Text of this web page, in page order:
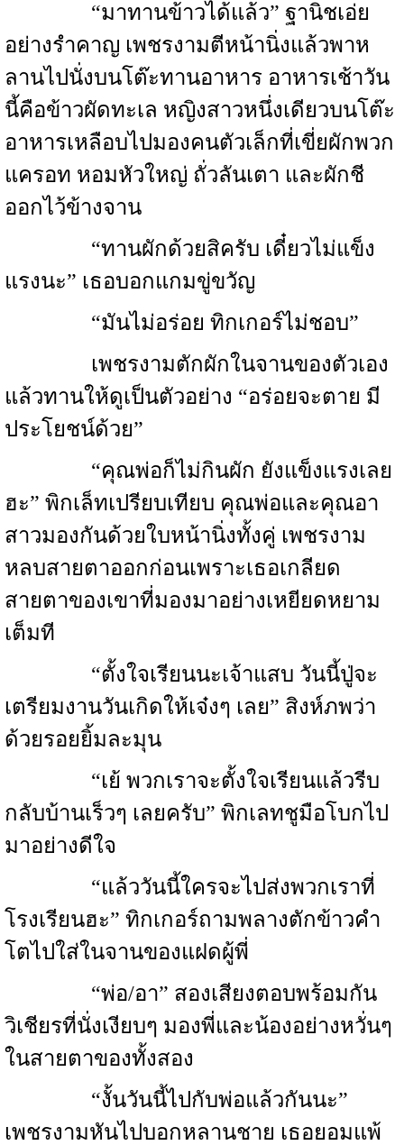
“มาทานข้าวได้แล้ว” ฐานิชเอ่ย
อย่างรำคาญ เพชรงามตีหน้านิ่งแล้วพาห
ลานไปนั่งบนโต๊ะทานอาหาร อาหารเช้าวัน
นี้คือข้าวผัดทะเล หญิงสาวหนึ่งเดียวบนโต๊ะ
อาหารเหลือบไปมองคนตัวเล็กที่เขี่ยผักพวก
แครอท หอมหัวใหญ่ ถั่วลันเตา และผักชี
ออกไว้ข้างจาน
“ทานผักด้วยสิครับ เดี๋ยวไม่แข็ง
แรงนะ” เธอบอกแกมขู่ขวัญ
“มันไม่อร่อย ทิกเกอร์ไม่ชอบ”
เพชรงามตักผักในจานของตัวเอง
แล้วทานให้ดูเป็นตัวอย่าง “อร่อยจะตาย มี
ประโยชน์ด้วย”
“คุณพ่อก็ไม่กินผัก ยังแข็งแรงเลย
ฮะ” พิกเล็ทเปรียบเทียบ คุณพ่อและคุณอา
สาวมองกันด้วยใบหน้านิ่งทั้งคู่ เพชรงาม
หลบสายตาออกก่อนเพราะเธอเกลียด
สายตาของเขาที่มองมาอย่างเหยียดหยาม
เต็มที
“ตั้งใจเรียนนะเจ้าแสบ วันนี้ปู่จะ
เตรียมงานวันเกิดให้เจ๋งๆ เลย” สิงห์ภพว่า
ด้วยรอยยิ้มละมุน
“เย้ พวกเราจะตั้งใจเรียนแล้วรีบ
กลับบ้านเร็วๆ เลยครับ” พิกเลทชูมือโบกไป
มาอย่างดีใจ
“แล้ววันนี้ใครจะไปส่งพวกเราที่
โรงเรียนฮะ” ทิกเกอร์ถามพลางตักข้าวคำ
โตไปใส่ในจานของแฝดผู้พี่
“พ่อ/อา” สองเสียงตอบพร้อมกัน
วิเชียรที่นั่งเงียบๆ มองพี่และน้องอย่างหวั่นๆ
ในสายตาของทั้งสอง
“งั้นวันนี้ไปกับพ่อแล้วกันนะ”
เพชรงามหันไปบอกหลานชาย เธอยอมแพ้